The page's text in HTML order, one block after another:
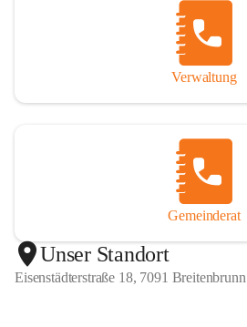
Verwaltung
Gemeinderat
Unser Standort
Eisenstädterstraße 18, 7091